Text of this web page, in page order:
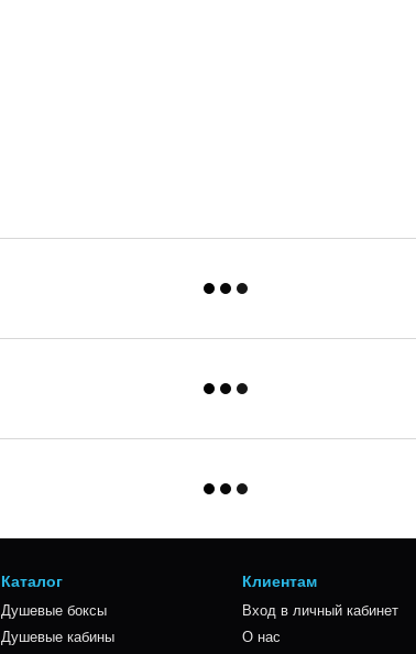
Каталог
Душевые боксы
Душевые кабины
Клиентам
Вход в личный кабинет
О нас